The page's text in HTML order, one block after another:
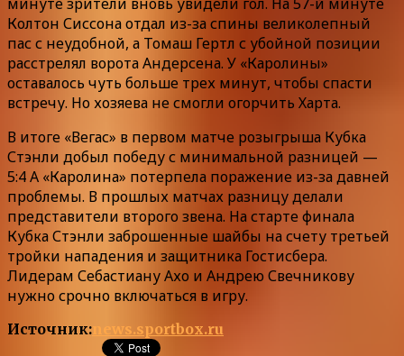
Колтон Сиссона отдал из-за спины великолепный
пас с неудобной, а Томаш Гертл с убойной позиции
расстрелял ворота Андерсена. У «Каролины»
оставалось чуть больше трех минут, чтобы спасти
встречу. Но хозяева не смогли огорчить Харта.
В итоге «Вегас» в первом матче розыгрыша Кубка
Стэнли добыл победу с минимальной разницей —
5:4 А «Каролина» потерпела поражение из-за давней
проблемы. В прошлых матчах разницу делали
представители второго звена. На старте финала
Кубка Стэнли заброшенные шайбы на счету третьей
тройки нападения и защитника Гостисбера.
Лидерам Себастиану Ахо и Андрею Свечникову
нужно срочно включаться в игру.
Источник:news.sportbox.ru